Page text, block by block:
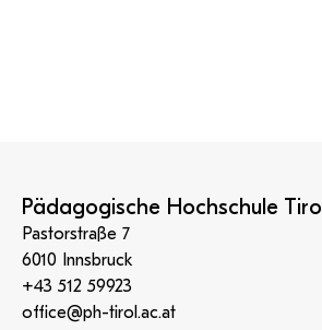
Pädagogische Hochschule Tirol
Pastorstraße 7
6010 Innsbruck
+43 512 59923
office@ph-tirol.ac.at